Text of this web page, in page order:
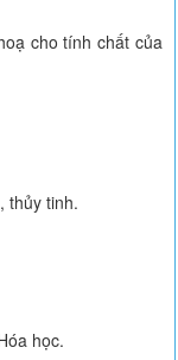
cho tính chất của
thủy tinh.
học.